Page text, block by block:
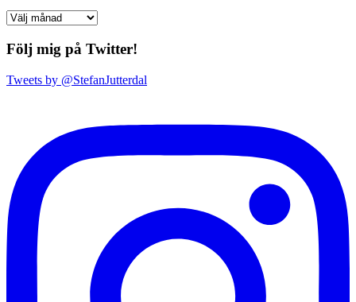
Arkiv
Följ mig på Twitter!
Tweets by @StefanJutterdal